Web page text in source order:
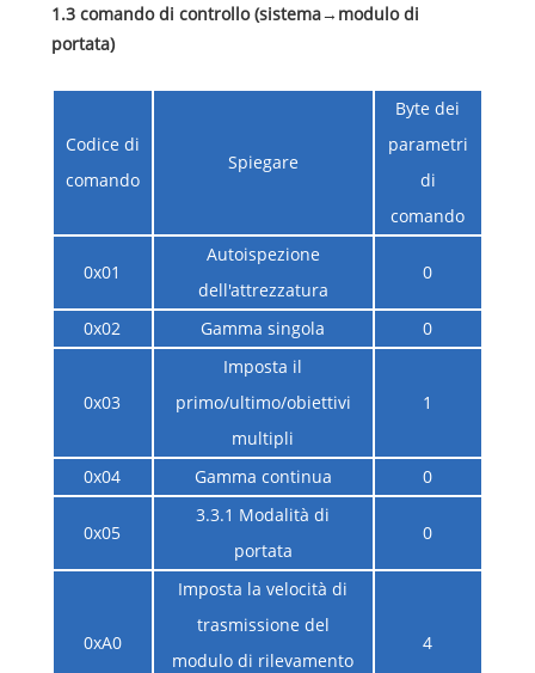
1.3 comando di controllo (sistema→ modulo di
portata)
Codice di
comando
Spiegare
Byte dei
parametri
di
comando
0x01
Autoispezione
dell'attrezzatura
0
0x02 Gamma singola 0
0x03
Imposta il
primo/ultimo/obiettivi
multipli
1
0x04 Gamma continua 0
0x05
3.3.1 Modalità di
portata
0
0xA0
Imposta la velocità di
trasmissione del
modulo di rilevamento
4